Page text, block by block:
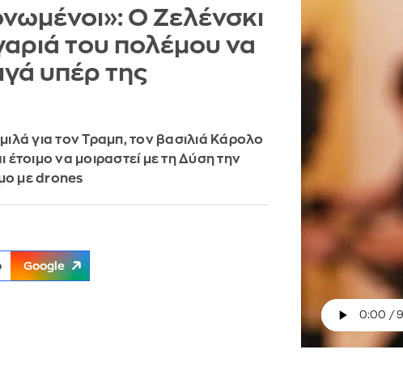
Ο Ζελένσκι
του πολέμου να
υπέρ της
για τον Τραμπ, τον βασιλιά Κάρολο
έτοιμο να μοιραστεί με τη Δύση την
με drones
Google